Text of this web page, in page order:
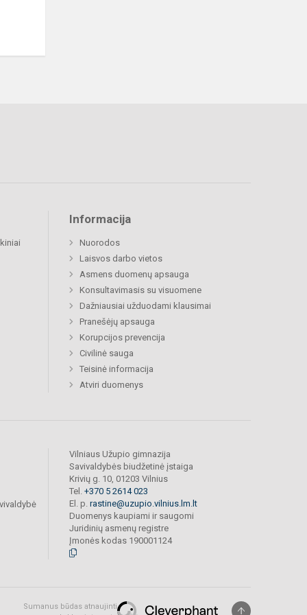
Informacija
Nuorodos
Laisvos darbo vietos
Asmens duomenų apsauga
Konsultavimasis su visuomene
Dažniausiai užduodami klausimai
Pranešėjų apsauga
Korupcijos prevencija
Civilinė sauga
Teisinė informacija
Atviri duomenys
Vilniaus Užupio gimnazija
Savivaldybės biudžetinė įstaiga
Krivių g. 10, 01203 Vilnius
Tel. +370 5 2614 023
El. p. rastine@uzupio.vilnius.lm.lt
Duomenys kaupiami ir saugomi
Juridinių asmenų registre
Įmonės kodas 190001124
Sumanus būdas atnaujinti